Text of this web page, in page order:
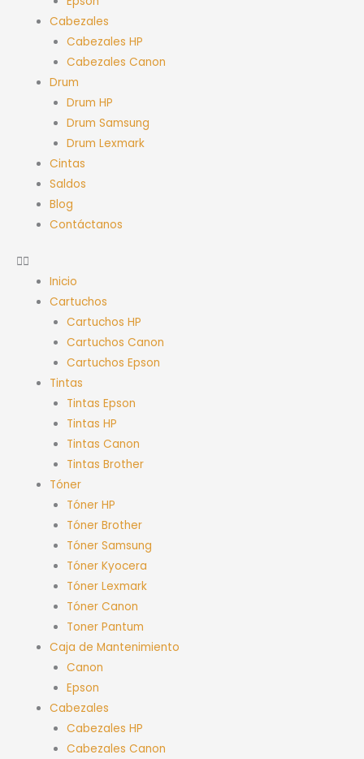
Cabezales
Cabezales HP
Cabezales Canon
Drum
Drum HP
Drum Samsung
Drum Lexmark
Cintas
Saldos
Blog
Contáctanos
Inicio
Cartuchos
Cartuchos HP
Cartuchos Canon
Cartuchos Epson
Tintas
Tintas Epson
Tintas HP
Tintas Canon
Tintas Brother
Tóner
Tóner HP
Tóner Brother
Tóner Samsung
Tóner Kyocera
Tóner Lexmark
Tóner Canon
Toner Pantum
Caja de Mantenimiento
Canon
Epson
Cabezales
Cabezales HP
Cabezales Canon